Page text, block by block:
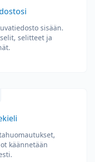
sisään.
selitteet ja
käännetään